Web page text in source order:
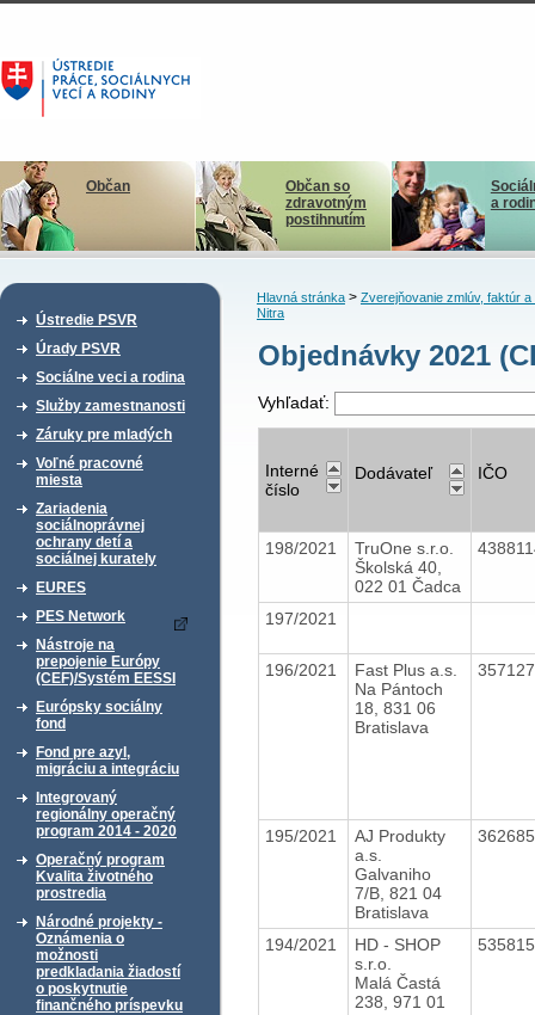
Občan
Občan so
zdravotným
postihnutím
a
Ústredie PSVR
Úrady PSVR
Sociálne veci a rodina
Služby zamestnanosti
Záruky pre mladých
Voľné pracovné
miesta
Zariadenia
sociálnoprávnej
ochrany detí a
sociálnej kurately
EURES
PES Network
Nástroje na
prepojenie Európy
(CEF)/Systém EESSI
Európsky sociálny
fond
Fond pre azyl,
migráciu a integráciu
Integrovaný
regionálny operačný
program 2014 - 2020
Operačný program
Kvalita životného
prostredia
Národné projekty -
Oznámenia o
možnosti
predkladania žiadostí
o poskytnutie
finančného príspevku
Hlavná stránka> Zverejňovanie zmlúv, faktúr a
Nitra
Objednávky 2021
Vyhľadať:
Interné
číslo
Dodávateľ IČO
198/2021
TruOne s.r.o.
Školská 40,
022 01 Čadca
197/2021
196/2021
Fast Plus a.s.
Na Pántoch
18, 831 06
Bratislava
195/2021
AJ Produkty
a.s.
Galvaniho
7/B, 821 04
Bratislava
194/2021
HD - SHOP
s.r.o.
Malá Častá
238, 971 01